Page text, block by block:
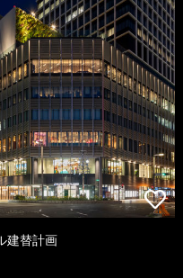
建替計画